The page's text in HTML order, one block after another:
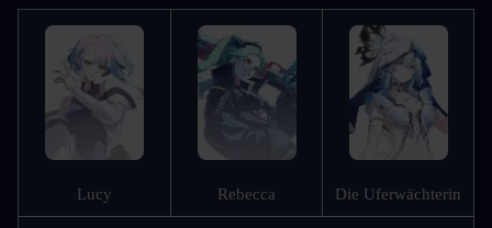
Lucy Rebecca Die Uferwächterin